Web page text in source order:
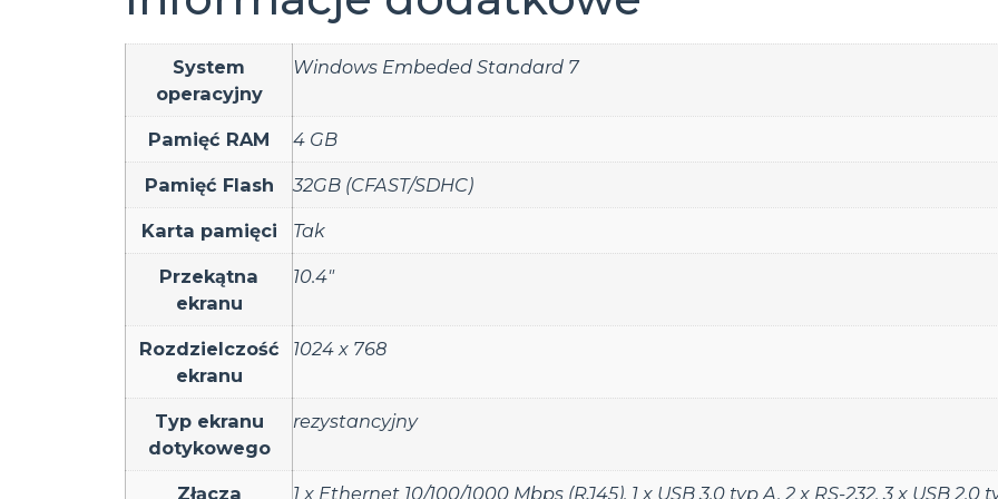
System
operacyjny
Windows Embeded Standard 7
Pamięć RAM 4 GB
Pamięć Flash 32GB (CFAST/SDHC)
Karta pamięci Tak
Przekątna
ekranu
10.4"
Rozdzielczość
ekranu
1024 x 768
Typ ekranu
dotykowego
rezystancyjny
Złącza 1 x Ethernet 10/100/1000 Mbps (RJ45), 1 x USB 3.0 typ A, 2 x RS-232,3 x USB 2.0